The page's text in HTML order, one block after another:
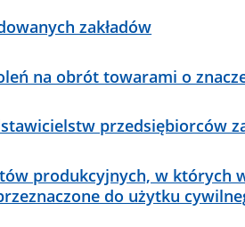
zakładów
na obrót towarami o
przedsiębiorców
produkcyjnych, w których
do użytku